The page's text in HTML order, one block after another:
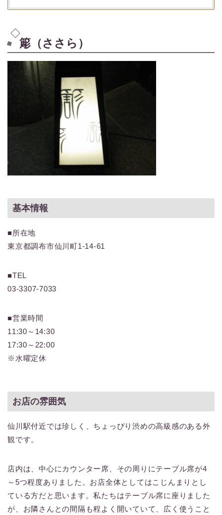
簓（ささら）
基本情報
■所在地
東京都調布市仙川町1-14-61
■TEL
03-3307-7033
■営業時間
11:30～14:30
17:30～22:00
※水曜定休
お店の雰囲気
仙川駅付近では珍しく、ちょっぴり渋めの高級感のある外
観です。
店内は、中心にカウンター席、その周りにテーブル席が4
～5つ程度ありました。お店全体としてはこじんまりとし
ている方だと思います。私たちはテーブル席に座りました
が、お隣さんとの間隔も程よく開いていて、広く使うこと